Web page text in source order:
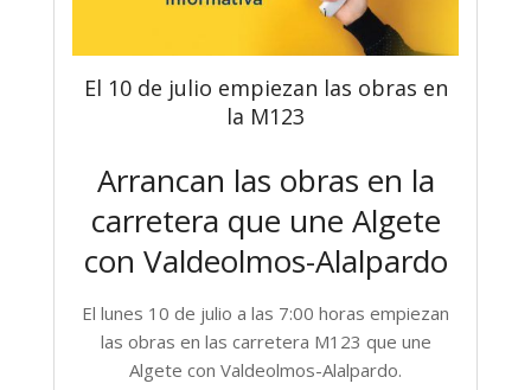
El 10 de julio empiezan las obras en
la M123
Arrancan las obras en la
carretera que une Algete
con Valdeolmos-Alalpardo
El lunes 10 de julio a las 7:00 horas empiezan
las obras en las carretera M123 que une
Algete con Valdeolmos-Alalpardo.